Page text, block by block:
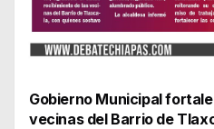
Gobierno Municipal
vecinas del Barrio de